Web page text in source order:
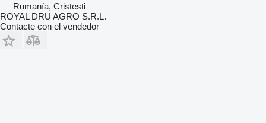
Rumanía, Cristesti
ROYAL DRU AGRO S.R.L.
Contacte con el vendedor